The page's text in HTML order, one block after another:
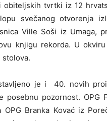
obiteljskih tvrtki iz 12
svečanog otvorenja
Ville Soši iz Umaga,
knjigu rekorda. U
je i
40. novih
posebnu pozornost. OPG
Branka Kovać iz